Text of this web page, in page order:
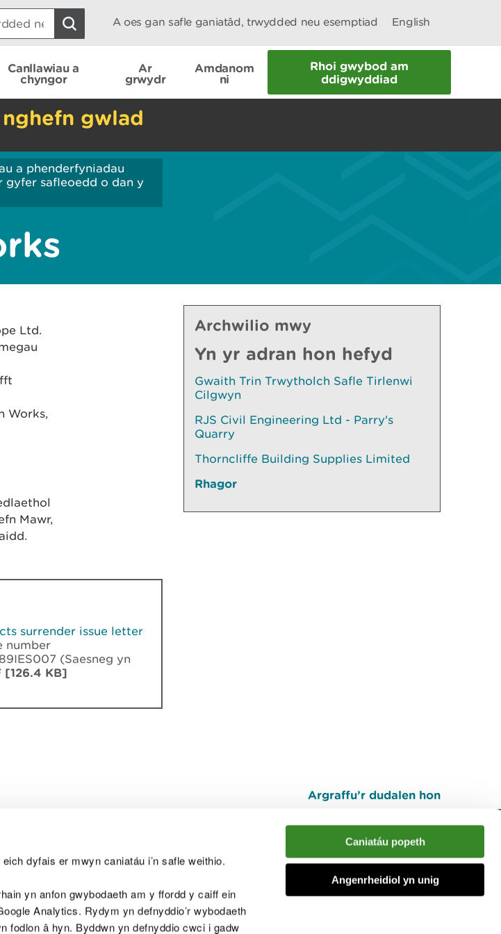
dyfais er mwyn caniatáu i’n safle weithio.
yn anfon gwybodaeth am y ffordd y caiff ein
Analytics. Rydym yn defnyddio’r wybodaeth
fodlon â hyn. Byddwn yn defnyddio cwci i gadw
Caniatáu popeth
Angenrheidiol yn unig
A oes gan safle ganiatâd, trwydded neu esemptiad English
Canllawiau a
chyngor
Ar
grwydr
Amdanom
ni
Rhoi gwybod am
ddigwyddiad
gwlad
a phenderfyniadau
safleoedd o dan y
Ltd.
Works,
Mawr,
surrender issue letter
number
(Saesneg yn
[126.4 KB]
Archwilio mwy
Yn yr adran hon hefyd
Gwaith Trin Trwytholch Safle Tirlenwi
Cilgwyn
RJS Civil Engineering Ltd - Parry's
Quarry
Thorncliffe Building Supplies Limited
Rhagor
Argraffu’r dudalen hon
I fyny